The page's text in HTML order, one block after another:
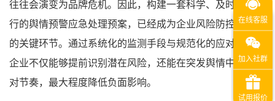
往往会演变为品牌危机。因此，构建一套科学、及时且可执
行的舆情预警应急处理预案，已经成为企业风险防控体系中
的关键环节。通过系统化的监测手段与规范化的应对流程，
企业不仅能够提前识别潜在风险，还能在突发舆情中保持应
对节奏，最大程度降低负面影响。